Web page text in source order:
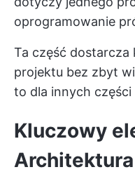
oprogramowanie
Ta część dostarcza
projektu bez zbyt
to dla innych części
Kluczowy